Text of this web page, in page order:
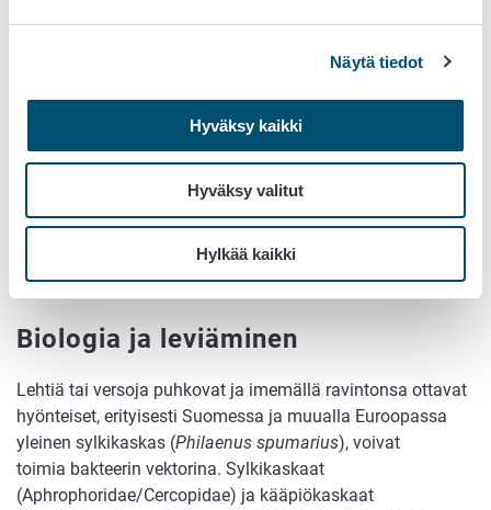
Näytä tiedot
Hyväksy kaikki
Hyväksy valitut
Hylkää kaikki
EPPO.
Lisää oirekuviaEPPO:n kuvavalikoimassa.
Biologia ja leviäminen
Lehtiä tai versoja puhkovat ja imemällä ravintonsa ottavat
hyönteiset, erityisesti Suomessa ja muualla Euroopassa
yleinen sylkikaskas (Philaenus spumarius), voivat
toimia bakteerin vektorina. Sylkikaskaat
(Aphrophoridae/Cercopidae) ja kääpiökaskaat